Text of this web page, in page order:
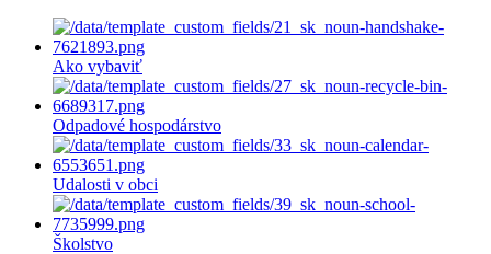
Ako vybaviť
Odpadové hospodárstvo
Udalosti v obci
Školstvo